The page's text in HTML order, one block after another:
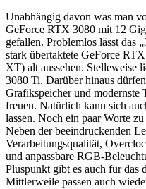
Unabhängig davon was man
GeForce RTX 3080 mit 12
gefallen. Problemlos lässt das
stark übertaktete GeForce
XT) alt aussehen. Stelleweise
3080 Ti. Darüber hinaus
Grafikspeicher und
freuen. Natürlich kann sich
lassen. Noch ein paar Worte
Neben der beeindruckenden
Verarbeitungsqualität,
und anpassbare RGB-
Pluspunkt gibt es auch für das
Mittlerweile passen auch